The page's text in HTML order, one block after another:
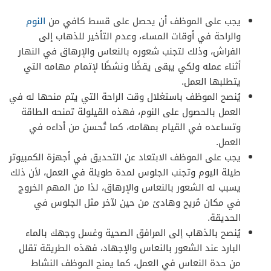
يجب على الموظف أن يحصل على قسط كافي من النوم
والراحة في أوقات المساء، وعدم التأخير للذهاب إلى
الفراش، وذلك لتجنب شعوره بالنعاس والإرهاق في النهار
أثناء عمله ولكي يبقى يقظًا ونشطًا لإتمام مهامه التي
يتطلبها العمل.
يُنصح الموظف باستغلال وقت الراحة التي يتم منحها له في
العمل بالحصول على النوم، فهذه القيلولة تمنحه الطاقة
وتساعده في القيام بمهامه، كما تُحسن من أداءه في
العمل.
يجب على الموظف الابتعاد عن التحديق في أجهزة الكمبيوتر
طيلة اليوم وتجنب الجلوس لمدة طويلة في العمل، لأن ذلك
يسبب له الشعور بالنعاس والإرهاق، لذا من المهم الخروج
في مكان مُريح وهادئ من حين لآخر مثل الجلوس في
الحديقة.
يُنصح بالذهاب إلى المرافق الصحية وغسل وجهك بالماء
البارد عند الشعور بالنعاس والإجهاد، فهذه الطريقة تقلل
من حدة النعاس في العمل، كما يمنح الموظف النشاط